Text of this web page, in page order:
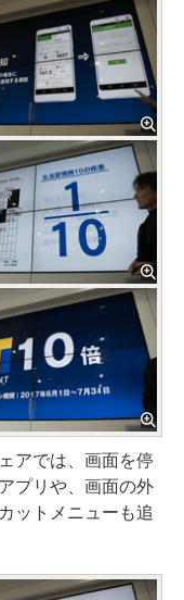
アでは、画面を停
プリや、画面の外
ットメニューも追